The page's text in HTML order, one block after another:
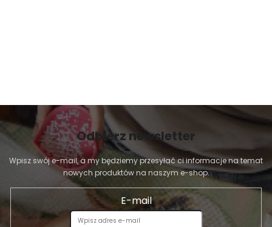
Odbierz newsletter
Wpisz swój e-mail, a my będziemy przesyłać ci informacje na temat
nowych produktów na naszym e-shop.
E-mail